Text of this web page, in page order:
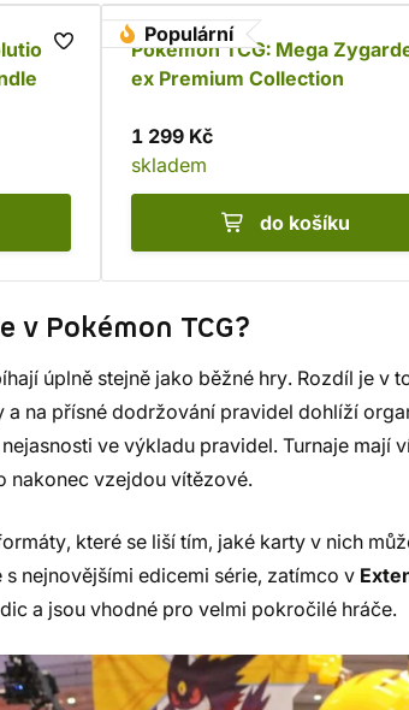
-
Populární
Pokémon TCG: Mega Zygarde
ex Premium Collection
1 299 Kč
skladem
do košíku
Pokémon TCG?
úplně stejně jako běžné hry. Rozdíl je v
a na přísné dodržování pravidel dohlíží
ve výkladu pravidel. Turnaje mají
nakonec vzejdou vítězové.
které se liší tím, jaké karty v nich
nejnovějšími edicemi série, zatímco v
a jsou vhodné pro velmi pokročilé hráče.